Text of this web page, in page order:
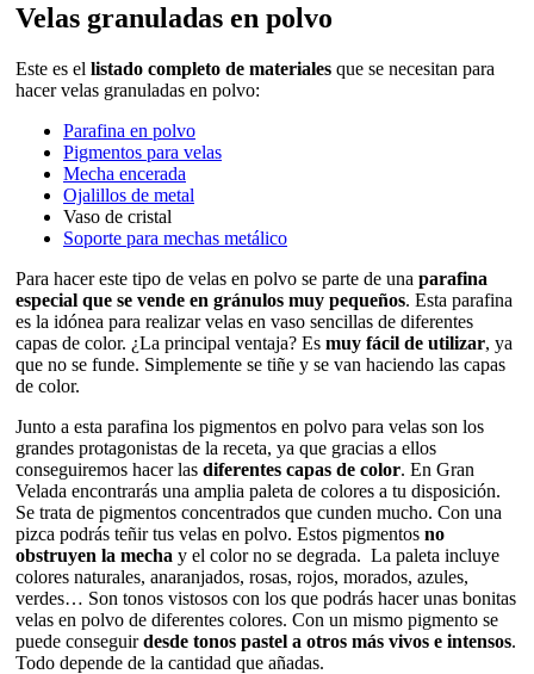
Velas granuladas en polvo
Este es el listado completo de materiales que se necesitan para
hacer velas granuladas en polvo:
Parafina en polvo
Pigmentos para velas
Mecha encerada
Ojalillos de metal
Vaso de cristal
Soporte para mechas metálico
Para hacer este tipo de velas en polvo se parte de una parafina
especial que se vende en gránulos muy pequeños. Esta parafina
es la idónea para realizar velas en vaso sencillas de diferentes
capas de color. ¿La principal ventaja? Es muy fácil de utilizar, ya
que no se funde. Simplemente se tiñe y se van haciendo las capas
de color.
Junto a esta parafina los pigmentos en polvo para velas son los
grandes protagonistas de la receta, ya que gracias a ellos
conseguiremos hacer las diferentes capas de color. En Gran
Velada encontrarás una amplia paleta de colores a tu disposición.
Se trata de pigmentos concentrados que cunden mucho. Con una
pizca podrás teñir tus velas en polvo. Estos pigmentos no
obstruyen la mecha y el color no se degrada. La paleta incluye
colores naturales, anaranjados, rosas, rojos, morados, azules,
verdes… Son tonos vistosos con los que podrás hacer unas bonitas
velas en polvo de diferentes colores. Con un mismo pigmento se
puede conseguirdesde tonos pastel a otros más vivos e intensos.
Todo depende de la cantidad que añadas.